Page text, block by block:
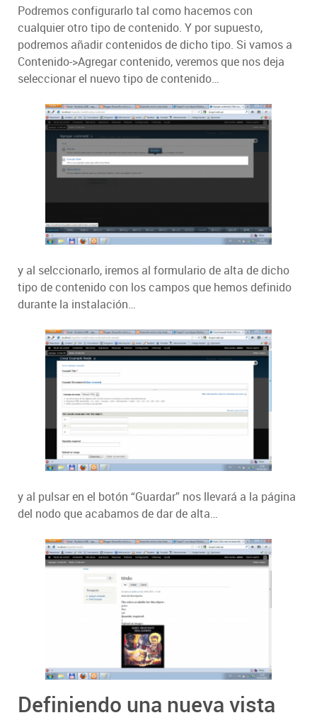
Podremos configurarlo tal como hacemos con
cualquier otro tipo de contenido. Y por supuesto,
podremos añadir contenidos de dicho tipo. Si vamos a
Contenido->Agregar contenido, veremos que nos deja
seleccionar el nuevo tipo de contenido…
y al selccionarlo, iremos al formulario de alta de dicho
tipo de contenido con los campos que hemos definido
durante la instalación…
y al pulsar en el botón “Guardar” nos llevará a la página
del nodo que acabamos de dar de alta…
Definiendo una nueva vista